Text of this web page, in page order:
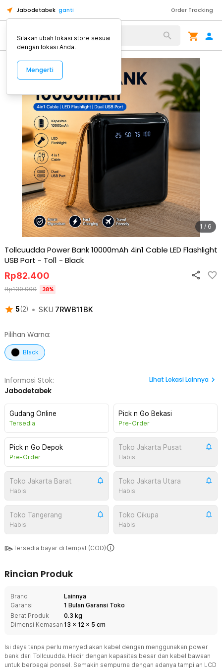
Jabodetabek ganti Order Tracking
Alat Kopi
1 / 6
Tollcuudda Power Bank 10000mAh 4in1 Cable LED Flashlight
USB Port - Tol1 - Black
5(2) • SKU 7RWB11BK
Rp82.400
Rp130.900 38%
Pilihan Warna:
Black
Informasi Stok:
Jabodetabek
Lihat Lokasi Lainnya
Gudang Online
Tersedia
Pick n Go Bekasi
Pre-Order
Pick n Go Depok
Pre-Order
Toko Jakarta Pusat
Habis
Toko Jakarta Barat
Habis
Toko Jakarta Utara
Habis
Toko Tangerang
Habis
Toko Cikupa
Habis
Tersedia bayar di tempat (COD)
Rincian Produk
Brand
Lainnya
Garansi
1 Bulan Garansi Toko
Berat Produk
0.3 kg
Dimensi Kemasan 13 x 12 x 5 cm
Isi daya tanpa perlu menyediakan kabel dengan menggunakan power
bank dari Tollcuudda. Hadir dengan kapasitas besar dan kabel bawaan
untuk berbagai ponsel. Semakin sempurna dengan adanya tampilan LCD
Silakan ubah lokasi store sesuai
dengan lokasi Anda.
Mengerti